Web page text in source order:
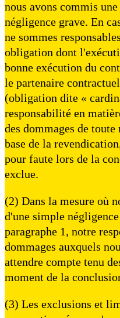
nous avons commis
négligence grave. En
ne sommes
obligation dont
bonne exécution du
le partenaire
(obligation dite «
responsabilité en
des dommages de
base de la
pour faute lors de la
exclue.
(2) Dans la mesure où
d'une simple
paragraphe 1, notre
dommages auxquels
attendre compte tenu
moment de la
(3) Les exclusions et